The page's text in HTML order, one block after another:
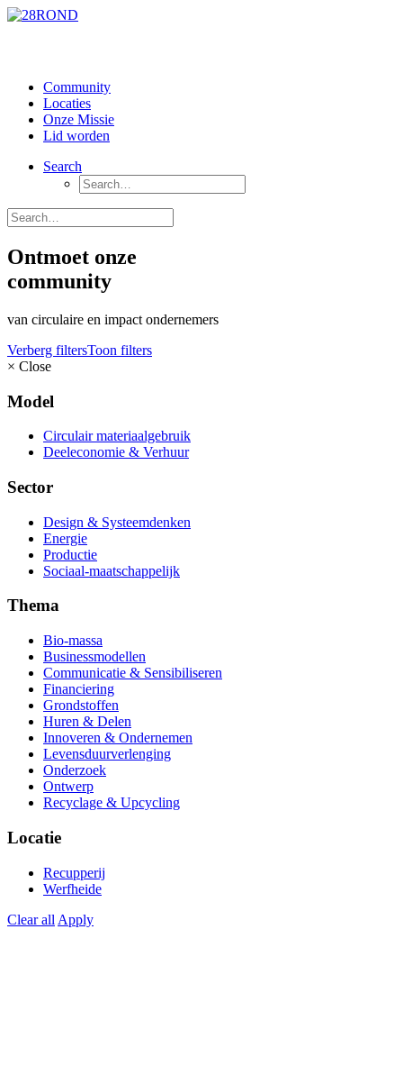
Community
Locaties
Onze Missie
Lid worden
Search
Ontmoet onze
community
van circulaire en impact ondernemers
Verberg filtersToon filters
× Close
Model
Circulair materiaalgebruik
Deeleconomie & Verhuur
Sector
Design & Systeemdenken
Energie
Productie
Sociaal-maatschappelijk
Thema
Bio-massa
Businessmodellen
Communicatie & Sensibiliseren
Financiering
Grondstoffen
Huren & Delen
Innoveren & Ondernemen
Levensduurverlenging
Onderzoek
Ontwerp
Recyclage & Upcycling
Locatie
Recupperij
Werfheide
Clear all Apply